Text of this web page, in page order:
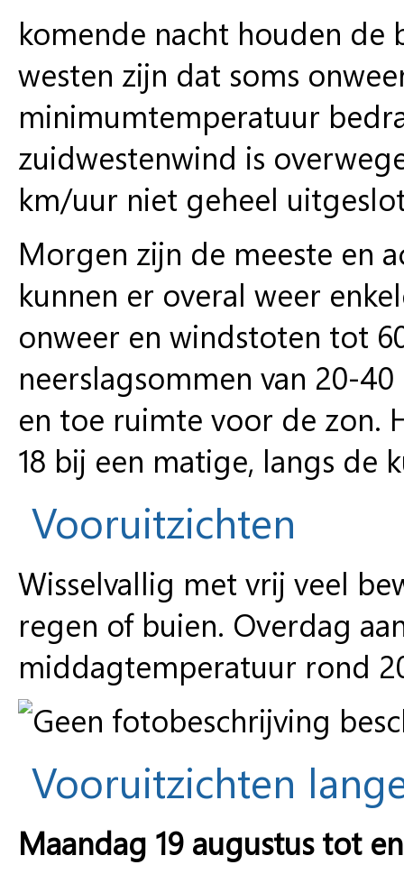
komende nacht houden de
westen zijn dat soms
minimumtemperatuur
zuidwestenwind is
km/uur niet geheel
Morgen zijn de meeste en
kunnen er overal weer
onweer en windstoten tot
neerslagsommen van 20-
en toe ruimte voor de zon.
18 bij een matige, langs de
Vooruitzichten
Wisselvallig met vrij veel
regen of buien. Overdag
middagtemperatuur rond
Vooruitzichten
Maandag 19 augustus tot